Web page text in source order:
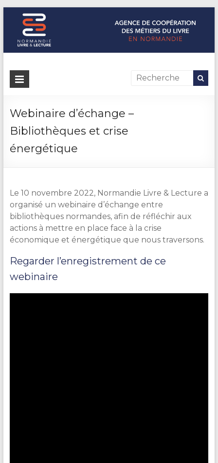
Normandie Livre & Lecture
L'agence de coopération des métiers du livre en Normandie
Webinaire d’échange –
Bibliothèques et crise
énergétique
Le 10 novembre 2022, Normandie Livre & Lecture a
organisé un webinaire d’échange entre
bibliothèques normandes, afin de réfléchir aux
actions à mettre en place face à la crise
économique et énergétique que nous traversons.
Regarder l’enregistrement de ce
webinaire